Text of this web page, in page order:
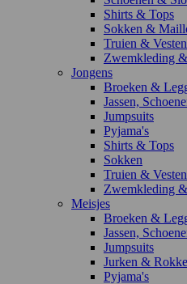
Shirts & Tops
Sokken &
Truien & Vesten
Zwemkleding
Jongens
Broeken &
Jassen,
Jumpsuits
Pyjama's
Shirts & Tops
Sokken
Truien & Vesten
Zwemkleding
Meisjes
Broeken &
Jassen,
Jumpsuits
Jurken &
Pyjama's